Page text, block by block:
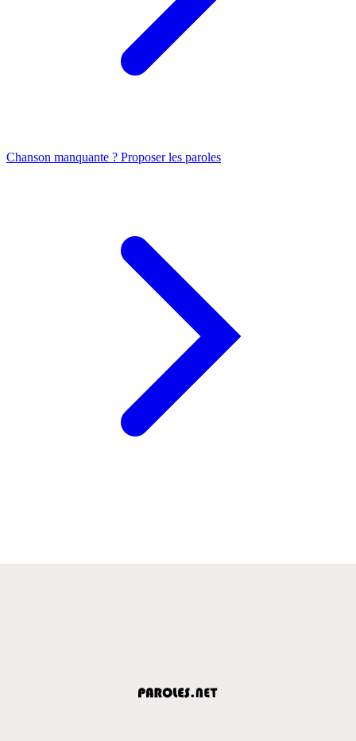
Chanson manquante ? Proposer les paroles